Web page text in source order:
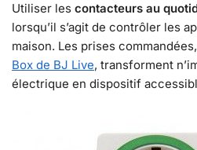
Utiliser les contacteurs au
lorsqu’il s’agit de contrôler les
maison. Les prises
Box de BJ Live, transforment
électrique en dispositif